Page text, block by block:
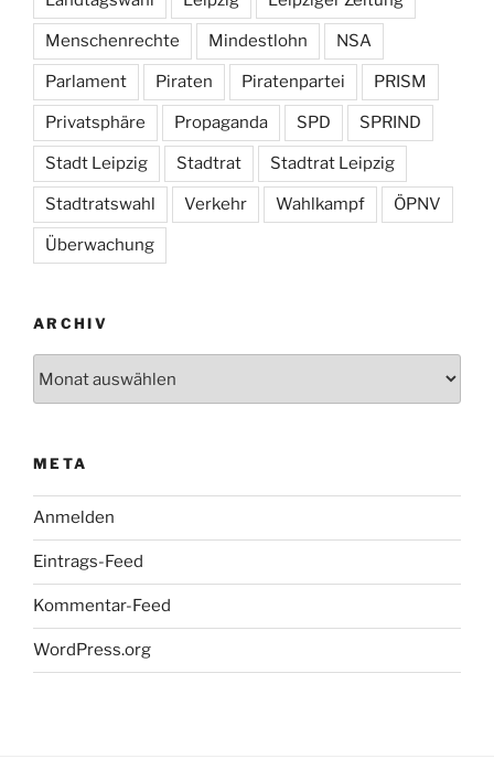
Menschenrechte Mindestlohn NSA
Parlament Piraten Piratenpartei PRISM
Privatsphäre Propaganda SPD SPRIND
Stadt Leipzig Stadtrat Stadtrat Leipzig
Stadtratswahl Verkehr Wahlkampf ÖPNV
Überwachung
ARCHIV
META
Anmelden
Eintrags-Feed
Kommentar-Feed
WordPress.org